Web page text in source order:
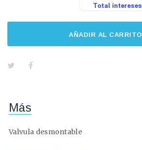
AÑADIR AL CARRITO
Más
Valvula desmontable